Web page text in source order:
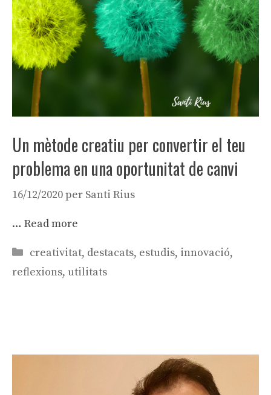
Un mètode creatiu per convertir el teu
problema en una oportunitat de canvi
16/12/2020per Santi Rius
… Read more
Categories
creativitat, destacats, estudis, innovació,
reflexions, utilitats